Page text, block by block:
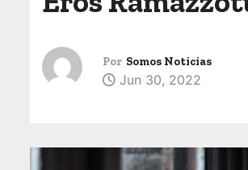
Por Somos Noticias
Jun 30, 2022